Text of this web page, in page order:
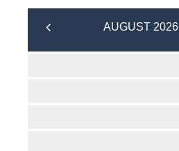
AUGUST 2026